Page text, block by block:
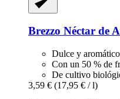
Brezzo Néctar de
Dulce y
Con un 50 % de
De cultivo
3,59 € (17,95 € / l)